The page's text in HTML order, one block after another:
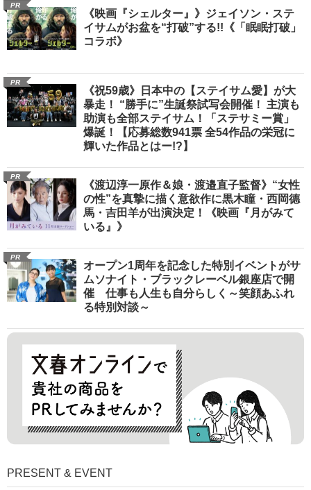
PR
《映画『シェルター』》ジェイソン・ステ
イサムがお盆を“打破”する!!《「眠眠打破」
コラボ》
PR
《祝59歳》日本中の【ステイサム愛】が大
暴走！ “勝手に”生誕祭試写会開催！ 主演も
助演も全部ステイサム！「ステサミー賞」
爆誕！【応募総数941票 全54作品の栄冠に
輝いた作品とはー!?】
PR
《渡辺淳一原作＆娘・渡邉直子監督》“女性
の性”を真摯に描く意欲作に黒木瞳・西岡德
馬・吉田羊が出演決定！《映画『月がみて
いる』》
PR
オープン1周年を記念した特別イベントがサ
ムソナイト・ブラックレーベル銀座店で開
催 仕事も人生も自分らしく～笑顔あふれ
る特別対談～
PRESENT & EVENT